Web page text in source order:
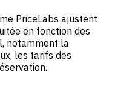
PriceLabs ajustent
en fonction des
notamment la
les tarifs des